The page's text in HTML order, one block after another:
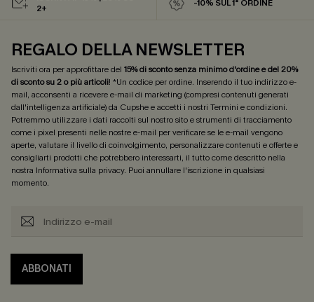
2+
-10% SUL 1° ORDINE
REGALO DELLA NEWSLETTER
Iscriviti ora per approfittare del 15% di sconto senza minimo d'ordine e del 20%
di sconto su 2 o più articoli! *Un codice per ordine. Inserendo il tuo indirizzo e-
mail, acconsenti a ricevere e-mail di marketing (compresi contenuti generati
dall'intelligenza artificiale) da Cupshe e accetti i nostri Termini e condizioni.
Potremmo utilizzare i dati raccolti sul nostro sito e strumenti di tracciamento
come i pixel presenti nelle nostre e-mail per verificare se le e-mail vengono
aperte, valutare il livello di coinvolgimento, personalizzare contenuti e offerte e
consigliarti prodotti che potrebbero interessarti, il tutto come descritto nella
nostra Informativa sulla privacy. Puoi annullare l'iscrizione in qualsiasi
momento.
ABBONATI